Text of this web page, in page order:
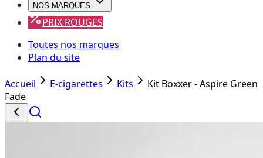
NOS MARQUES
PRIX ROUGES
Toutes nos marques
Plan du site
Accueil E-cigarettes Kits
Kit Boxxer - Aspire Green
Fade